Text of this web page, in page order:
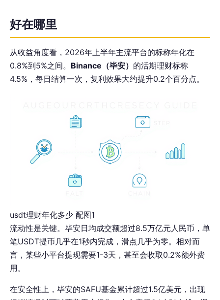
好在哪里
从收益角度看，2026年上半年主流平台的标称年化在
0.8%到5%之间。 Binance（毕安） 的活期理财标称
4.5%，每日结算一次，复利效果大约提升0.2个百分点。
usdt理财年化多少 配图1
流动性是关键。毕安日均成交额超过8.5万亿元人民币，单
笔USDT提币几乎在1秒内完成，滑点几乎为零。相对而
言，某些小平台提现需要1-3天，甚至会收取0.2%额外费
用。
在安全性上，毕安的SAFU基金累计超过1.5亿美元，出现